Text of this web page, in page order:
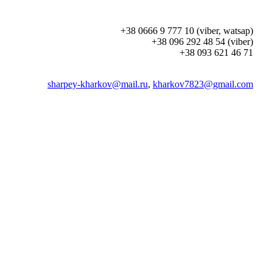
+38 0666 9 777 10 (viber, watsap)
+38 096 292 48 54 (viber)
+38 093 621 46 71
sharpey-kharkov@mail.ru, kharkov7823@gmail.com